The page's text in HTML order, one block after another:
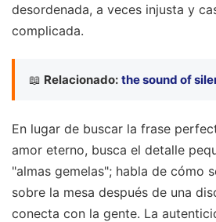
desordenada, a veces injusta y
complicada.
📖 Relacionado: the sound of
En lugar de buscar la frase
amor eterno, busca el detalle
"almas gemelas"; habla de cómo
sobre la mesa después de una
conecta con la gente. La